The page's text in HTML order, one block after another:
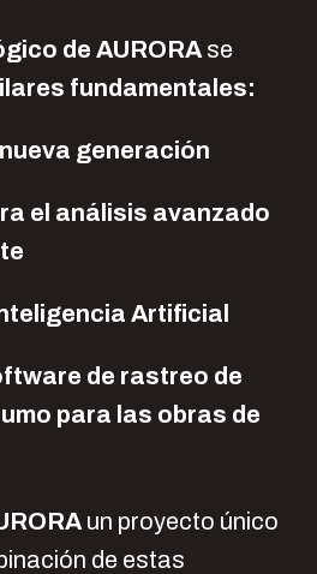
de AURORA se
fundamentales:
generación
el análisis avanzado
Artificial
de rastreo de
para las obras de
un proyecto único
de estas